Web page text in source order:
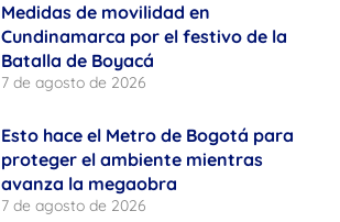
Medidas de movilidad en
Cundinamarca por el festivo de la
Batalla de Boyacá
7 de agosto de 2026
Esto hace el Metro de Bogotá para
proteger el ambiente mientras
avanza la megaobra
7 de agosto de 2026